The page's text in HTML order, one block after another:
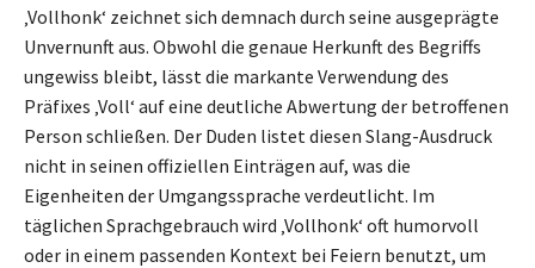
‚Vollhonk‘ zeichnet sich demnach durch seine ausgeprägte
Unvernunft aus. Obwohl die genaue Herkunft des Begriffs
ungewiss bleibt, lässt die markante Verwendung des
Präfixes ‚Voll‘ auf eine deutliche Abwertung der betroffenen
Person schließen. Der Duden listet diesen Slang-Ausdruck
nicht in seinen offiziellen Einträgen auf, was die
Eigenheiten der Umgangssprache verdeutlicht. Im
täglichen Sprachgebrauch wird ‚Vollhonk‘ oft humorvoll
oder in einem passenden Kontext bei Feiern benutzt, um